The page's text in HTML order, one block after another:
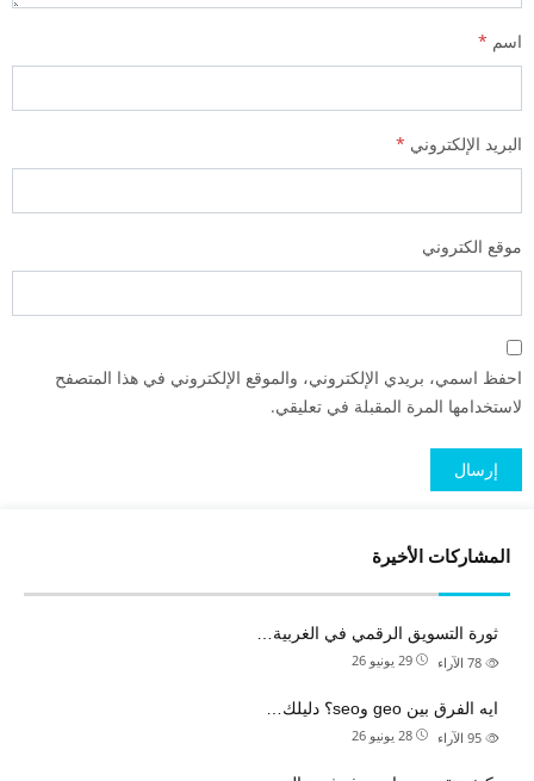
اسم *
البريد الإلكتروني *
موقع الكتروني
احفظ اسمي، بريدي الإلكتروني، والموقع الإلكتروني في هذا المتصفح
لاستخدامها المرة المقبلة في تعليقي.
المشاركات الأخيرة
ثورة التسويق الرقمي في الغربية…
29 يونيو 26 الآراء
ايه الفرق بين geo وseo؟ دليلك…
28 يونيو 26 الآراء